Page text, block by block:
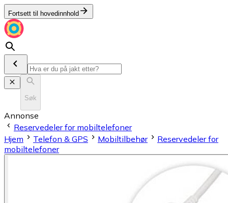
Fortsett til hovedinnhold
Søk
Annonse
Reservedeler for mobiltelefoner
Hjem
Telefon & GPS Mobiltilbehør
Reservedeler for
mobiltelefoner